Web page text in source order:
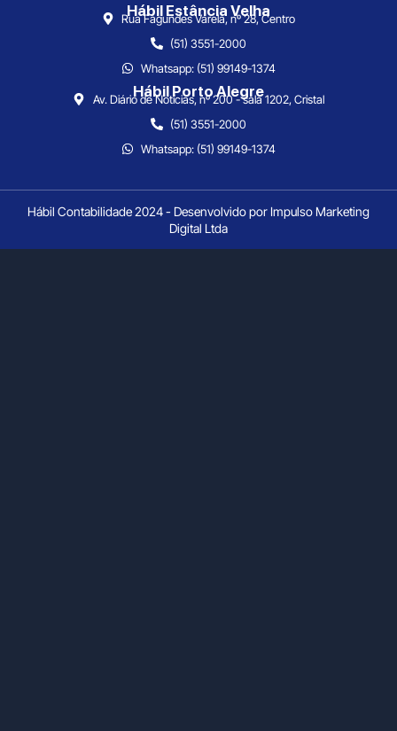
Hábil Estância Velha
Rua Fagundes Varela, nº 28, Centro
(51) 3551-2000
Whatsapp: (51) 99149-1374
Hábil Porto Alegre
Av. Diário de Notícias, nº 200 - sala 1202, Cristal
(51) 3551-2000
Whatsapp: (51) 99149-1374
Hábil Contabilidade 2024 - Desenvolvido por Impulso Marketing
Digital Ltda